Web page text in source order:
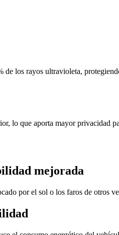
de los rayos ultravioleta,
lo que aporta mayor privacidad
mejorada
por el sol o los faros de otros